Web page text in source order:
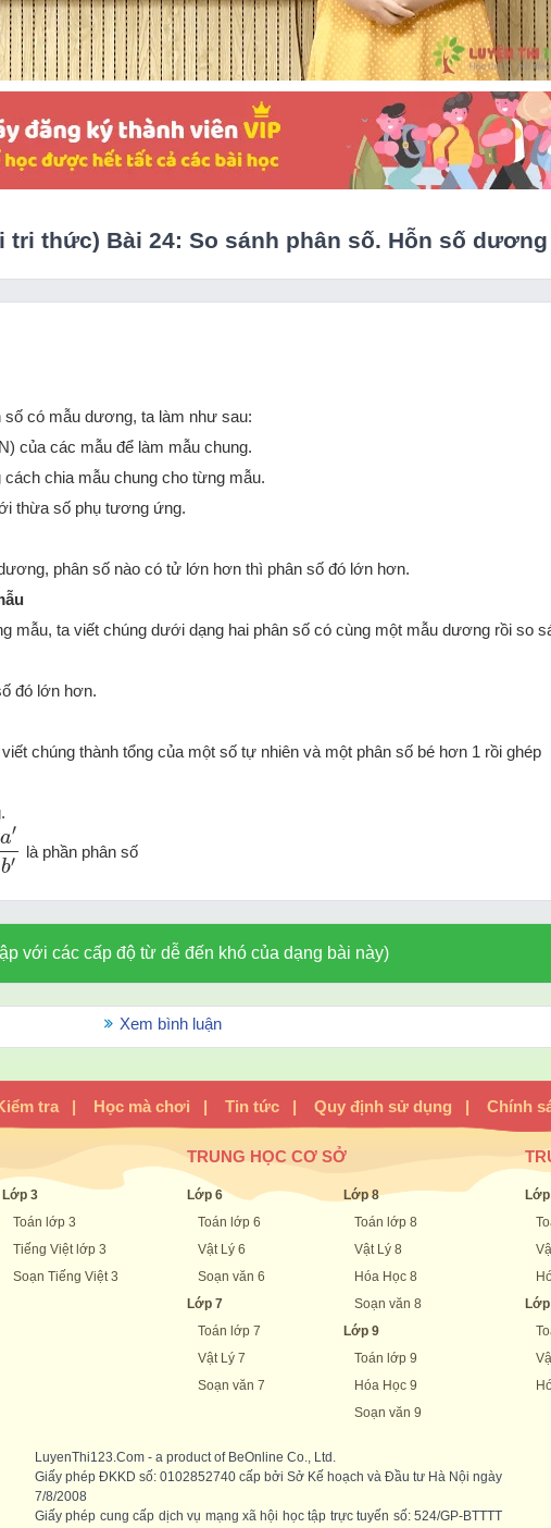
tri thức) Bài 24: So sánh phân số. Hỗn số dương
có mẫu dương, ta làm như sau:
của các mẫu để làm mẫu chung.
chia mẫu chung cho từng mẫu.
thừa số phụ tương ứng.
phân số nào có tử lớn hơn thì phân số đó lớn hơn.
mẫu, ta viết chúng dưới dạng hai phân số có cùng một mẫu dương rồi so
đó lớn hơn.
chúng thành tổng của một số tự nhiên và một phân số bé hơn 1 rồi ghép
a′
b′
a′b′ là phần phân số
với các cấp độ từ dễ đến khó của dạng bài này)
Xem bình luận
tra | Học mà chơi | Tin tức | Quy định sử dụng | Chính
Lớp 3
Toán lớp 3
Tiếng Việt lớp 3
Soạn Tiếng Việt 3
TRUNG HỌC CƠ SỞ
Lớp 6
Toán lớp 6
Vật Lý 6
Soạn văn 6
Lớp 7
Toán lớp 7
Vật Lý 7
Soạn văn 7
Lớp 8
Toán lớp 8
Vật Lý 8
Hóa Học 8
Soạn văn 8
Lớp 9
Toán lớp 9
Hóa Học 9
Soạn văn 9
Lớp
LuyenThi123.Com - a product of BeOnline Co., Ltd.
Giấy phép ĐKKD số: 0102852740 cấp bởi Sở Kế hoạch và Đầu tư Hà Nội ngày
7/8/2008
Giấy phép cung cấp dịch vụ mạng xã hội học tập trực tuyến số: 524/GP-BTTTT